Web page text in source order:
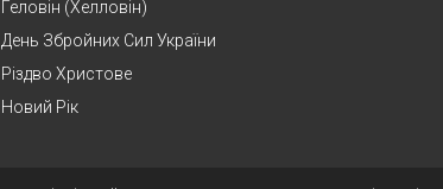
Геловін (Хелловін)
День Збройних Сил України
Різдво Христове
Новий Рік